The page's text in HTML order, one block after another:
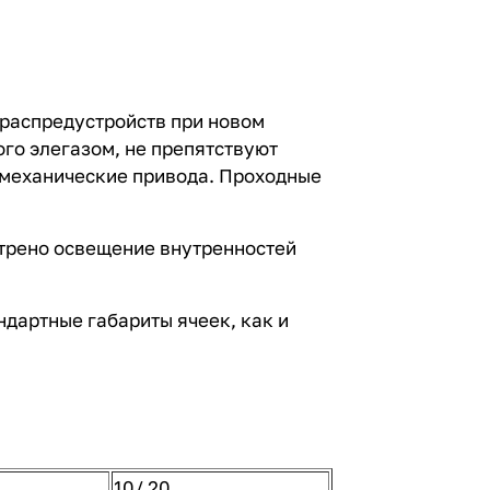
при новом
элегазом, не препятствуют
привода. Проходные
освещение внутренностей
габариты ячеек, как и